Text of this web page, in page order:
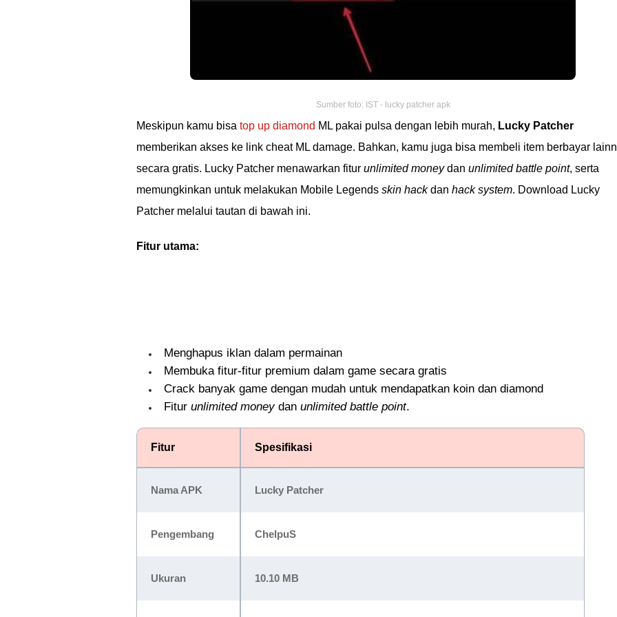
Sumber foto: IST - lucky patcher apk
Meskipun kamu bisa top up diamond ML pakai pulsa dengan lebih murah, Lucky Patcher
memberikan akses ke link cheat ML damage. Bahkan, kamu juga bisa membeli item berbayar
secara gratis. Lucky Patcher menawarkan fitur unlimited moneydan unlimited battle point, serta
memungkinkan untuk melakukan Mobile Legends skin hackdan hack system. Download Lucky
Patcher melalui tautan di bawah ini.
Fitur utama:
Menghapus iklan dalam permainan
Membuka fitur-fitur premium dalam game secara gratis
Crack banyak game dengan mudah untuk mendapatkan koin dan diamond
Fitur unlimited moneydan unlimited battle point.
Fitur Spesifikasi
Nama APK Lucky Patcher
Pengembang ChelpuS
Ukuran 10.10 MB